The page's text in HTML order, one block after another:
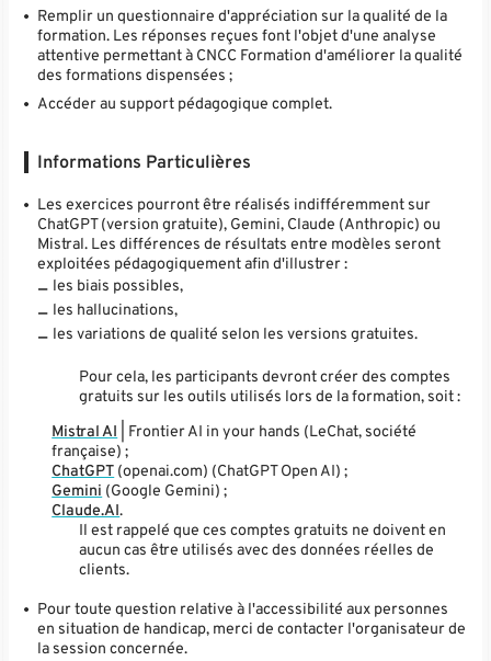
Remplir un questionnaire d'appréciation sur la qualité de la
formation. Les réponses reçues font l'objet d'une analyse
attentive permettant à CNCC Formation d'améliorer la qualité
des formations dispensées ;
Accéder au support pédagogique complet.
Informations Particulières
Les exercices pourront être réalisés indifféremment sur
ChatGPT (version gratuite), Gemini, Claude (Anthropic) ou
Mistral. Les différences de résultats entre modèles seront
exploitées pédagogiquement afin d'illustrer :
les biais possibles,
les hallucinations,
les variations de qualité selon les versions gratuites.
Pour cela, les participants devront créer des comptes
gratuits sur les outils utilisés lors de la formation, soit :
Mistral AI | Frontier AI in your hands (LeChat, société
française) ;
ChatGPT (openai.com) (ChatGPT Open AI) ;
Gemini (Google Gemini) ;
Claude.AI.
Il est rappelé que ces comptes gratuits ne doivent en
aucun cas être utilisés avec des données réelles de
clients.
Pour toute question relative à l'accessibilité aux personnes
en situation de handicap, merci de contacter l'organisateur de
la session concernée.